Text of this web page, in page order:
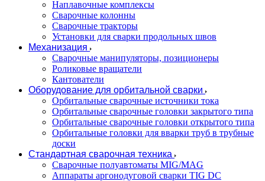
Наплавочные комплексы
Сварочные колонны
Сварочные тракторы
Установки для сварки продольных швов
Механизация
Сварочные манипуляторы, позиционеры
Роликовые вращатели
Кантователи
Оборудование для орбитальной сварки
Орбитальные сварочные источники тока
Орбитальные сварочные головки закрытого типа
Орбитальные сварочные головки открытого типа
Орбитальные головки для вварки труб в трубные
доски
Стандартная сварочная техника
Сварочные полуавтоматы MIG/MAG
Аппараты аргонодуговой сварки TIG DC